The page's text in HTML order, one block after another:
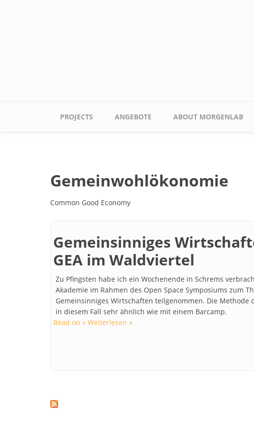
Main menu
PROJECTS ANGEBOTE ABOUT MORGENLAB
Gemeinwohlökonomie
Common Good Economy
Gemeinsinniges
GEA im Waldviertel
Zu Pfingsten habe ich ein Wochenende in Schrems
Akademie im Rahmen des Open Space Symposiums zum
Gemeinsinniges Wirtschaften teilgenommen. Die Methode
in diesem Fall sehr ähnlich wie mit einem Barcamp.
Read on » Weiterlesen »